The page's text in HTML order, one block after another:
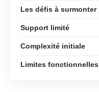
Les défis à surmonter
Support limité
Complexité initiale
Limites fonctionnelles